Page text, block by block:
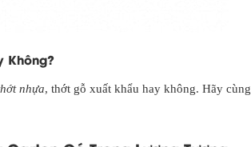
Không?
nhựa, thớt gỗ xuất khẩu hay không. Hãy cùng